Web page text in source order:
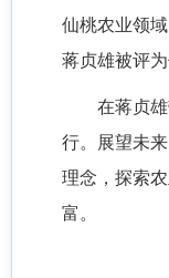
仙桃农业领
蒋贞雄被评
在蒋贞
行。展望未
理念，探索
富。